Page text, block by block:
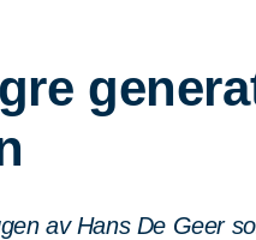
av Hans De Geer